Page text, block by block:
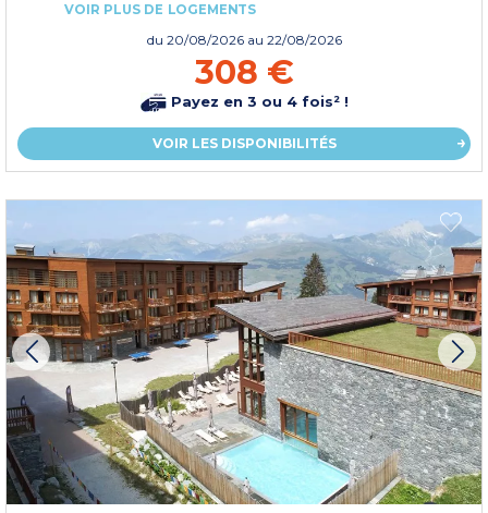
VOIR PLUS DE LOGEMENTS
du 20/08/2026 au 22/08/2026
308 €
Payez en 3 ou 4 fois² !
VOIR LES DISPONIBILITÉS